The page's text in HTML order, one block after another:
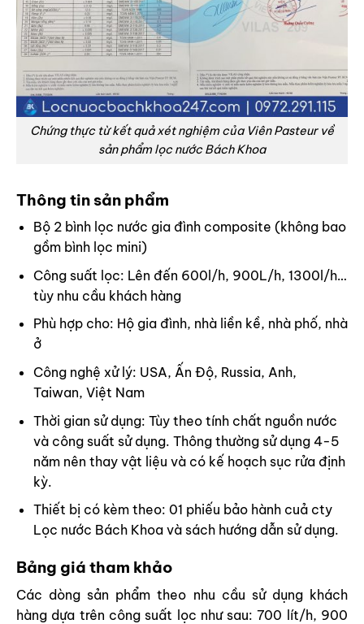
Chứng thực từ kết quả xét nghiệm của Viên Pasteur về
sản phẩm lọc nước Bách Khoa
Thông tin sản phẩm
Bộ 2 bình lọc nước gia đình composite (không bao
gồm bình lọc mini)
Công suất lọc: Lên đến 600l/h, 900L/h, 1300l/h…
tùy nhu cầu khách hàng
Phù hợp cho: Hộ gia đình, nhà liền kề, nhà phố, nhà
ở
Công nghệ xử lý: USA, Ấn Độ, Russia, Anh,
Taiwan, Việt Nam
Thời gian sử dụng: Tùy theo tính chất nguồn nước
và công suất sử dụng. Thông thường sử dụng 4-5
năm nên thay vật liệu và có kế hoạch sục rửa định
kỳ.
Thiết bị có kèm theo: 01 phiếu bảo hành cuả cty
Lọc nước Bách Khoa và sách hướng dẫn sử dụng.
Bảng giá tham khảo
Các dòng sản phẩm theo nhu cầu sử dụng khách
hàng dựa trên công suất lọc như sau: 700 lít/h, 900